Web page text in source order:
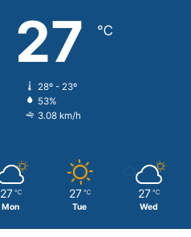
27 ℃
28º - 23º
53%
3.08 km/h
27 ℃
Mon
27 ℃
Tue
27 ℃
Wed